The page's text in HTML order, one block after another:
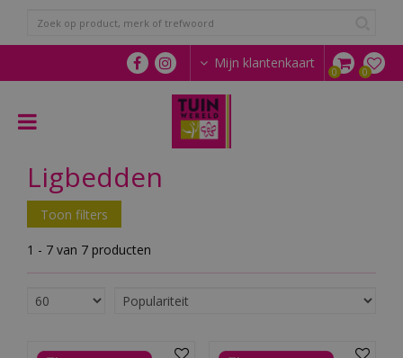
n
a
Mijn klantenkaart
Ligbedden
Toon filters
1 - 7 van 7 producten